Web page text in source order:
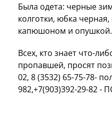
Была одета: черные
колготки, юбка
капюшоном и опушкой.
Всех, кто знает что-
пропавшей, просят
02, 8 (3532) 65-75-78-
982,+7(903)392-29-82 -